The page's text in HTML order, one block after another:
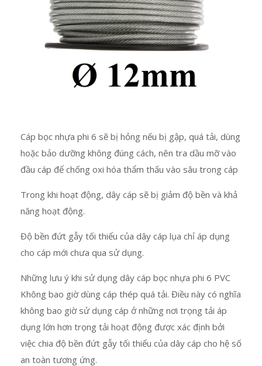
Cáp bọc nhựa phi 6 sẽ bị hỏng nếu bị gập, quá tải, dùng
hoặc bảo dưỡng không đúng cách, nên tra dầu mỡ vào
đầu cáp để chống oxi hóa thẩm thấu vào sâu trong cáp
Trong khi hoạt động, dây cáp sẽ bị giảm độ bền và khả
năng hoạt động.
Độ bền đứt gẫy tối thiểu của dây cáp lụa chỉ áp dụng
cho cáp mới chưa qua sử dụng.
Những lưu ý khi sử dụng dây cáp bọc nhựa phi 6 PVC
Không bao giờ dùng cáp thép quá tải. Điều này có nghĩa
không bao giờ sử dụng cáp ở những nơi trọng tải áp
dụng lớn hơn trọng tải hoạt động được xác định bởi
việc chia độ bền đứt gẫy tối thiểu của dây cáp cho hệ số
an toàn tương ứng.